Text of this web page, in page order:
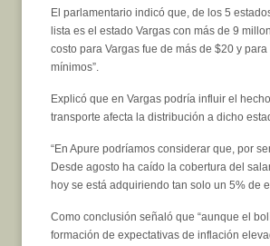
El parlamentario indicó que, de los 5
lista es el estado Vargas con más de 9
costo para Vargas fue de más de $20 y
mínimos”.
Explicó que en Vargas podría influir el
transporte afecta la distribución a dicho
“En Apure podríamos considerar que, por
Desde agosto ha caído la cobertura del
hoy se está adquiriendo tan solo un 5% de
Como conclusión señaló que “aunque el
formación de expectativas de inflación